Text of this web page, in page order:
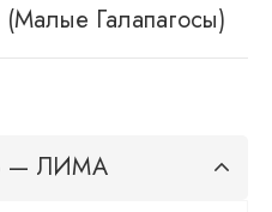
Галапагосы)
— ЛИМА